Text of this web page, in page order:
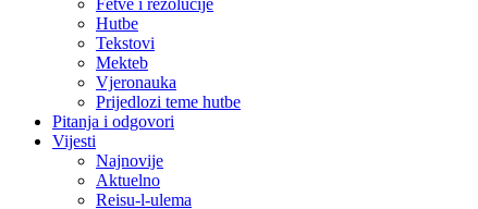
Hutbe
Tekstovi
Mekteb
Vjeronauka
Prijedlozi teme hutbe
Pitanja i odgovori
Vijesti
Najnovije
Aktuelno
Reisu-l-ulema